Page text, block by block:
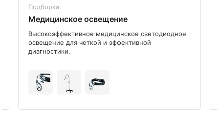
Подборка:
Медицинское освещение
Высокоэффективное медицинское светодиодное
освещение для четкой и эффективной
диагностики.